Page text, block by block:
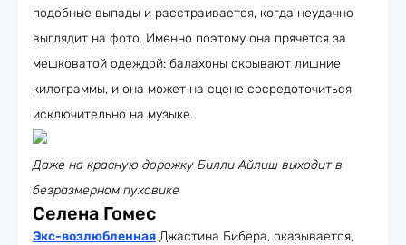
подобные выпады и расстраивается, когда неудачно
выглядит на фото. Именно поэтому она прячется за
мешковатой одеждой: балахоны скрывают лишние
килограммы, и она может на сцене сосредоточиться
исключительно на музыке.
Даже на красную дорожку Билли Айлиш выходит в
безразмерном пуховике
Селена Гомес
Экс-возлюбленная Джастина Бибера, оказывается,